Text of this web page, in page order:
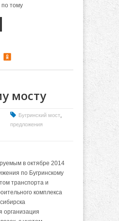
тому
мосту
Бугринский мост,
предложения
в октябре 2014
по Бугринскому
транспорта и
комплекса
организация